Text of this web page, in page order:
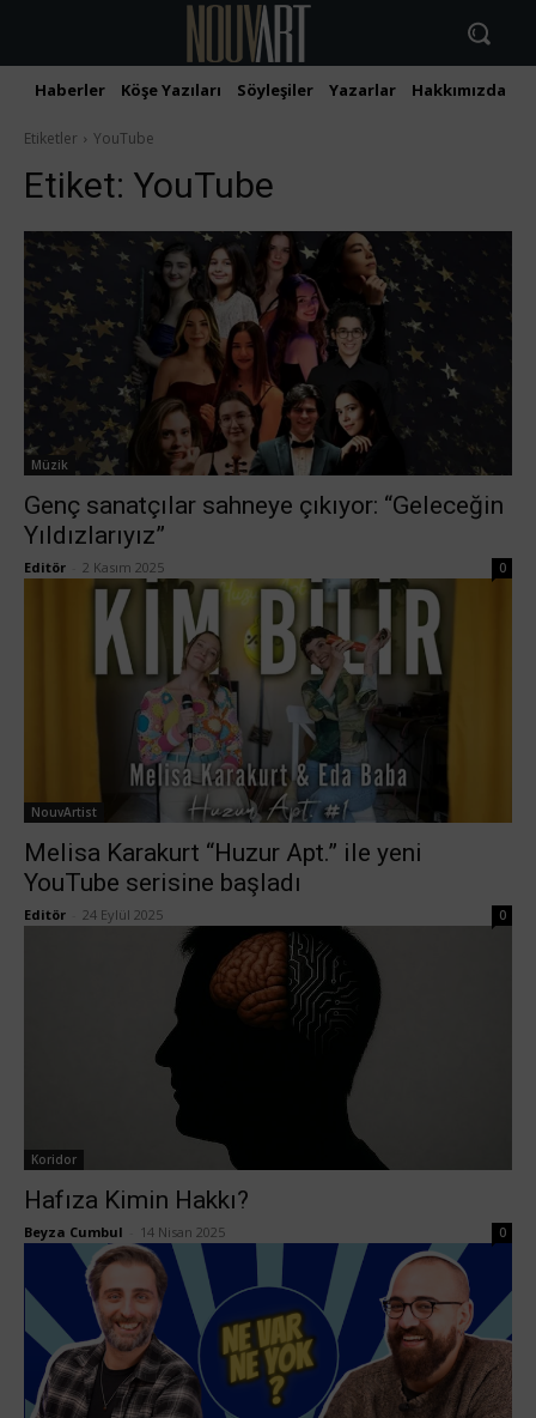
Haberler Köşe Yazıları Söyleşiler Yazarlar Hakkımızda
Etiketler YouTube
Etiket: YouTube
Müzik
Genç sanatçılar sahneye çıkıyor: “Geleceğin
Yıldızlarıyız”
Editör 2 Kasım 2025 0
NouvArtist
Melisa Karakurt “Huzur Apt.” ile yeni
YouTube serisine başladı
Editör 24 Eylül 2025 0
Koridor
Hafıza Kimin Hakkı?
Beyza Cumbul 14 Nisan 2025 0